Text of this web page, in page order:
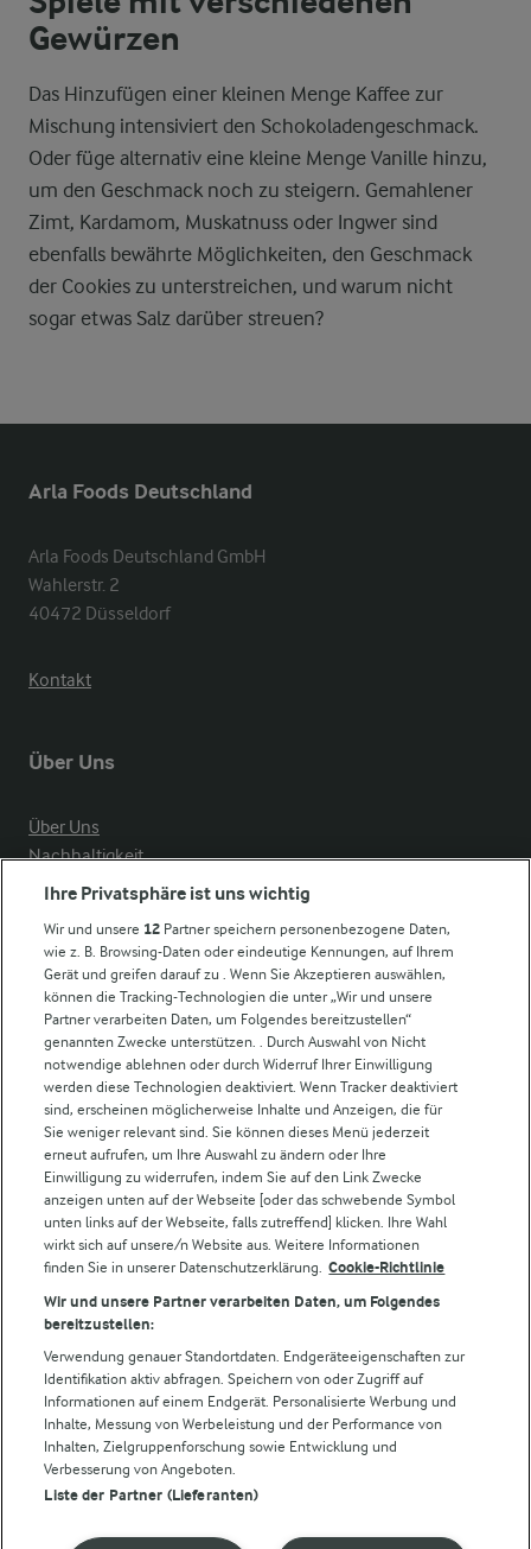
Gewürzen
Das Hinzufügen einer kleinen Menge Kaffee zur
Mischung intensiviert den Schokoladengeschmack.
Oder füge alternativ eine kleine Menge Vanille hinzu,
um den Geschmack noch zu steigern. Gemahlener
Zimt, Kardamom, Muskatnuss oder Ingwer sind
ebenfalls bewährte Möglichkeiten, den Geschmack
der Cookies zu unterstreichen, und warum nicht
sogar etwas Salz darüber streuen?
Arla Foods Deutschland
Arla Foods Deutschland GmbH
Wahlerstr. 2
40472 Düsseldorf
Kontakt
Über Uns
Über Uns
Nachhaltigkeit
Compliance
Arla in anderen Ländern
Weitere Arla Websites
Castello
Lurpak
Arla Pro
Für unsere Landwirt:innen
Folge uns!
Cookie Wahl wieder öffnen
Ihre Privatsphäre ist uns wichtig
Wir und unsere 12 Partner speichern personenbezogene Daten,
wie z. B. Browsing-Daten oder eindeutige Kennungen, auf Ihrem
Gerät und greifen darauf zu . Wenn Sie Akzeptieren auswählen,
können die Tracking-Technologien die unter „Wir und unsere
Partner verarbeiten Daten, um Folgendes bereitzustellen“
genannten Zwecke unterstützen. . Durch Auswahl von Nicht
notwendige ablehnen oder durch Widerruf Ihrer Einwilligung
werden diese Technologien deaktiviert. Wenn Tracker deaktiviert
sind, erscheinen möglicherweise Inhalte und Anzeigen, die für
Sie weniger relevant sind. Sie können dieses Menü jederzeit
erneut aufrufen, um Ihre Auswahl zu ändern oder Ihre
Einwilligung zu widerrufen, indem Sie auf den Link Zwecke
anzeigen unten auf der Webseite [oder das schwebende Symbol
unten links auf der Webseite, falls zutreffend] klicken. Ihre Wahl
wirkt sich auf unsere/n Website aus. Weitere Informationen
finden Sie in unserer Datenschutzerklärung. Cookie-Richtlinie
Wir und unsere Partner verarbeiten Daten, um Folgendes
bereitzustellen:
Verwendung genauer Standortdaten. Endgeräteeigenschaften zur
Identifikation aktiv abfragen. Speichern von oder Zugriff auf
Informationen auf einem Endgerät. Personalisierte Werbung und
Inhalte, Messung von Werbeleistung und der Performance von
Inhalten, Zielgruppenforschung sowie Entwicklung und
Verbesserung von Angeboten.
Liste der Partner (Lieferanten)